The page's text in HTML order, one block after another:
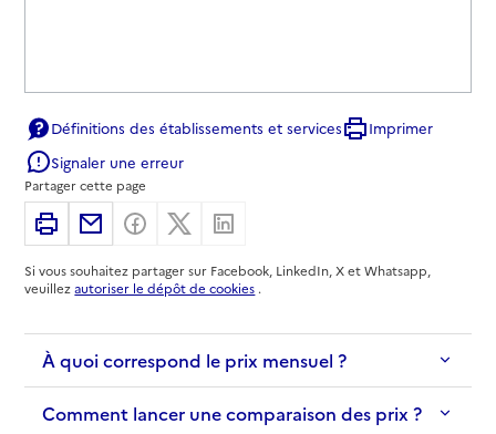
Définitions des établissements et services
Imprimer
Signaler une erreur
Partager cette page
ImprimerPartager par email
Partager sur Facebook
Partager sur X
Si vous souhaitez partager sur Facebook, LinkedIn, X et Whatsapp,
veuillezautoriser le dépôt de cookies .
À quoi correspond le prix mensuel ?
Comment lancer une comparaison des prix ?